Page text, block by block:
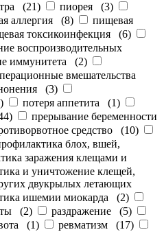
(21) пиорея (3)
аллергия (8)
пищевая
токсикоинфекция (6)
воспроизводительных
иммунитета (2)
вмешательства
(3)
) потеря аппетита (1)
)
прерывание беременности
средство (10)
блох, вшей,
заражения клещами и
и уничтожение клещей,
двукрылых летающих
ишемии миокарда (2)
(2) раздражение (5)
(1) ревматизм (17)